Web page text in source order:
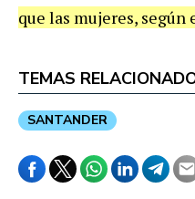
que las mujeres,
TEMAS
SANTANDER